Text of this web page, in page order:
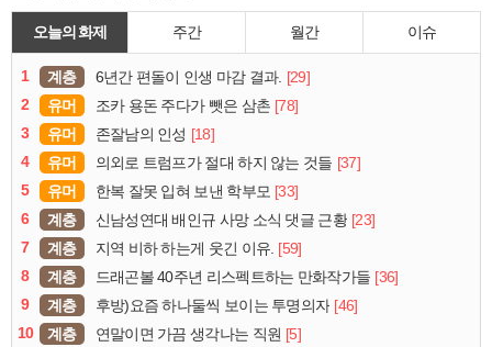
오늘의 화제 주간 월간 이슈
1 계층 6년간 편돌이 인생 마감 결과. [29]
2
유머 조카 용돈 주다가 뺏은 삼촌 [78]
3
유머 존잘남의 인성 [18]
4
유머 의외로 트럼프가 절대 하지 않는 것들 [37]
5
유머 한복 잘못 입혀 보낸 학부모 [33]
6
계층 신남성연대 배인규 사망 소식 댓글 근황 [23]
7
계층 지역 비하 하는게 웃긴 이유. [59]
8
계층 드래곤볼 40주년 리스펙트하는 만화작가들 [36]
9
계층 후방)요즘 하나둘씩 보이는 투명의자 [46]
10
계층 연말이면 가끔 생각나는 직원 [5]